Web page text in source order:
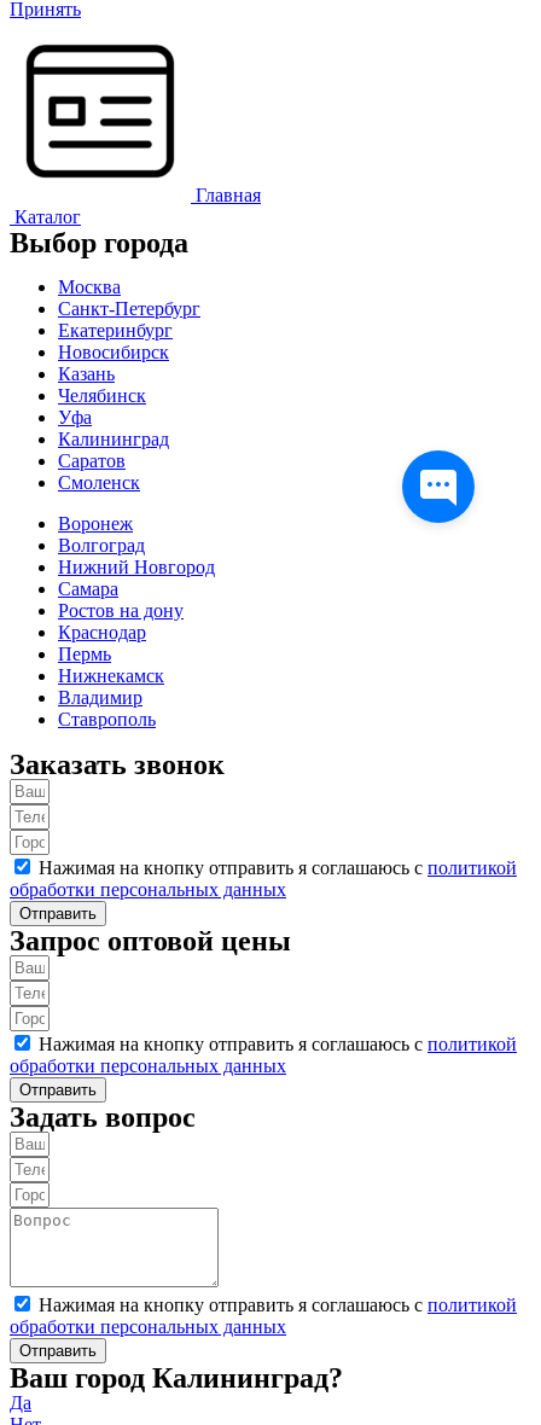
Принять
Главная
Каталог
Выбор города
Москва
Санкт-Петербург
Екатеринбург
Новосибирск
Казань
Челябинск
Уфа
Калининград
Саратов
Смоленск
Воронеж
Волгоград
Нижний Новгород
Самара
Ростов на дону
Краснодар
Пермь
Нижнекамск
Владимир
Ставрополь
Заказать звонок
Нажимая на кнопку отправить я соглашаюсь с политикой
обработки персональных данных
Отправить
Запрос оптовой цены
Нажимая на кнопку отправить я соглашаюсь с политикой
обработки персональных данных
Отправить
Задать вопрос
Нажимая на кнопку отправить я соглашаюсь с политикой
обработки персональных данных
Отправить
Ваш город Калининград?
Да